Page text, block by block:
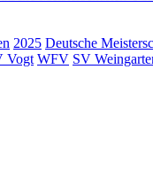
2025 Deutsche
Vogt WFV SV